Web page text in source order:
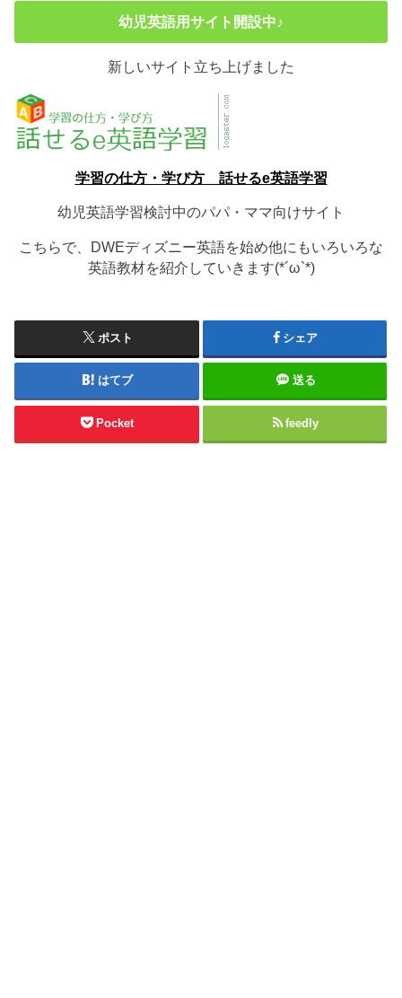
幼児英語用サイト開設中♪
新しいサイト立ち上げました
学習の仕方・学び方 話せるe英語学習
幼児英語学習検討中のパパ・ママ向けサイト
こちらで、DWEディズニー英語を始め他にもいろいろな
英語教材を紹介していきます(*´ω`*)
ポスト シェア
はてブ 送る
Pocket feedly